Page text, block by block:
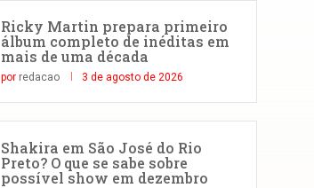
Ricky Martin prepara primeiro
álbum completo de inéditas em
mais de uma década
por redacao 3 de agosto de 2026
Shakira em São José do Rio
Preto? O que se sabe sobre
possível show em dezembro